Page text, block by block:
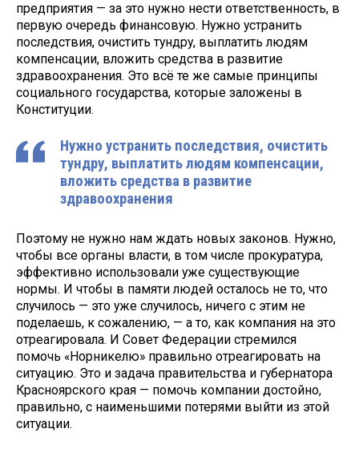
предприятия — за это нужно нести ответственность, в
первую очередь финансовую. Нужно устранить
последствия, очистить тундру, выплатить людям
компенсации, вложить средства в развитие
здравоохранения. Это всё те же самые принципы
социального государства, которые заложены в
Конституции.
Нужно устранить последствия, очистить
тундру, выплатить людям компенсации,
вложить средства в развитие
здравоохранения
Поэтому не нужно нам ждать новых законов. Нужно,
чтобы все органы власти, в том числе прокуратура,
эффективно использовали уже существующие
нормы. И чтобы в памяти людей осталось не то, что
случилось — это уже случилось, ничего с этим не
поделаешь, к сожалению, — а то, как компания на это
отреагировала. И Совет Федерации стремился
помочь «Норникелю» правильно отреагировать на
ситуацию. Это и задача правительства и губернатора
Красноярского края — помочь компании достойно,
правильно, с наименьшими потерями выйти из этой
ситуации.